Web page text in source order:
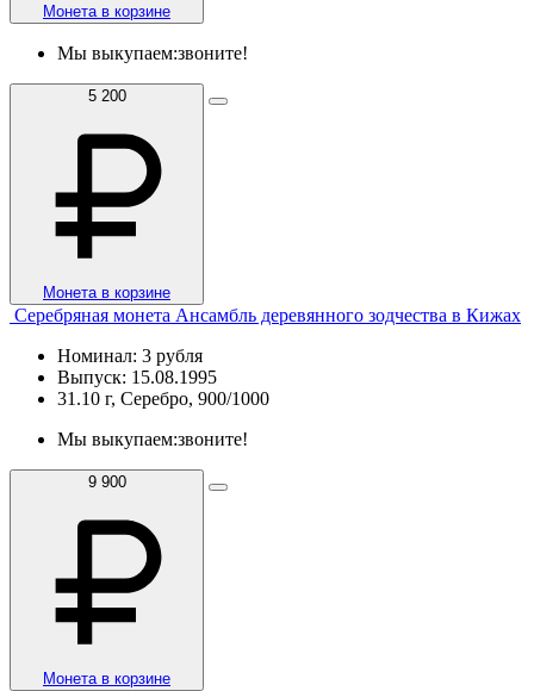
Монета в корзине
Мы выкупаем:звоните!
5 200
Монета в корзине
Серебряная монета Ансамбль деревянного зодчества в Кижах
Номинал: 3 рубля
Выпуск: 15.08.1995
31.10 г, Серебро, 900/1000
Мы выкупаем:звоните!
9 900
Монета в корзине